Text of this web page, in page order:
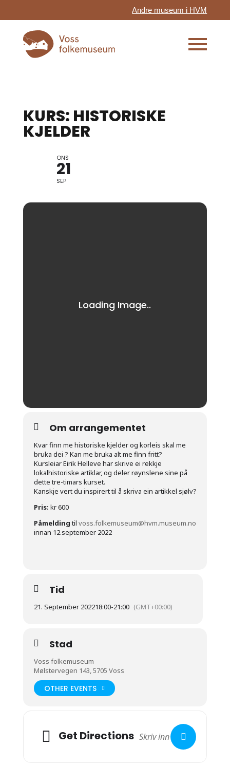
Andre museum i HVM
KURS: HISTORISKE
KJELDER
ONS
21
SEP
Om arrangementet
Kvar finn me historiske kjelder og korleis skal me
bruka dei ? Kan me bruka alt me finn fritt?
Kursleiar Eirik Helleve har skrive ei rekkje
lokalhistoriske artiklar, og deler røynslene sine på
dette tre-timars kurset.
Kanskje vert du inspirert til å skriva ein artikkel sjølv?
Pris: kr 600
Påmeldingtil voss.folkemuseum@hvm.museum.no
innan 12.september 2022
Tid
21. September 202218:00-21:00 (GMT+00:00)
Stad
Voss folkemuseum
Mølstervegen 143, 5705 Voss
OTHER EVENTS
Get Directions